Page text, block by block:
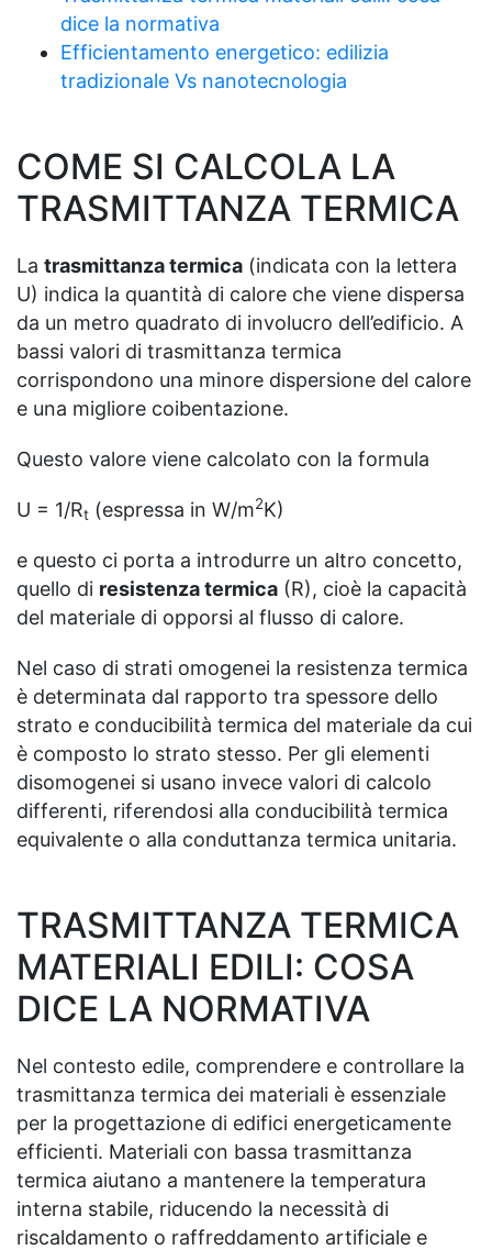
dice la normativa
Efficientamento energetico: edilizia
tradizionale Vs nanotecnologia
COME SI CALCOLA LA
TRASMITTANZA TERMICA
La trasmittanza termica (indicata con la lettera
U) indica la quantità di calore che viene dispersa
da un metro quadrato di involucro dell’edificio. A
bassi valori di trasmittanza termica
corrispondono una minore dispersione del calore
e una migliore coibentazione.
Questo valore viene calcolato con la formula
U = 1/Rt (espressa in W/m2K)
e questo ci porta a introdurre un altro concetto,
quello di resistenza termica (R), cioè la capacità
del materiale di opporsi al flusso di calore.
Nel caso di strati omogenei la resistenza termica
è determinata dal rapporto tra spessore dello
strato e conducibilità termica del materiale da cui
è composto lo strato stesso. Per gli elementi
disomogenei si usano invece valori di calcolo
differenti, riferendosi alla conducibilità termica
equivalente o alla conduttanza termica unitaria.
TRASMITTANZA TERMICA
MATERIALI EDILI: COSA
DICE LA NORMATIVA
Nel contesto edile, comprendere e controllare la
trasmittanza termica dei materiali è essenziale
per la progettazione di edifici energeticamente
efficienti. Materiali con bassa trasmittanza
termica aiutano a mantenere la temperatura
interna stabile, riducendo la necessità di
riscaldamento o raffreddamento artificiale e